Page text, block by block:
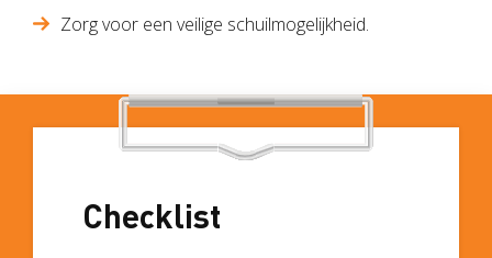
Zorg voor een veilige schuilmogelijkheid.
Checklist